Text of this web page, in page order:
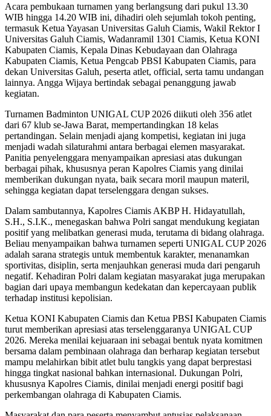
Acara pembukaan turnamen yang berlangsung dari pukul 13.30
WIB hingga 14.20 WIB ini, dihadiri oleh sejumlah tokoh penting,
termasuk Ketua Yayasan Universitas Galuh Ciamis, Wakil Rektor I
Universitas Galuh Ciamis, Wadanramil 1301 Ciamis, Ketua KONI
Kabupaten Ciamis, Kepala Dinas Kebudayaan dan Olahraga
Kabupaten Ciamis, Ketua Pengcab PBSI Kabupaten Ciamis, para
dekan Universitas Galuh, peserta atlet, official, serta tamu undangan
lainnya. Angga Wijaya bertindak sebagai penanggung jawab
kegiatan.
Turnamen Badminton UNIGAL CUP 2026 diikuti oleh 356 atlet
dari 67 klub se-Jawa Barat, mempertandingkan 18 kelas
pertandingan. Selain menjadi ajang kompetisi, kegiatan ini juga
menjadi wadah silaturahmi antara berbagai elemen masyarakat.
Panitia penyelenggara menyampaikan apresiasi atas dukungan
berbagai pihak, khususnya peran Kapolres Ciamis yang dinilai
memberikan dukungan nyata, baik secara moril maupun materil,
sehingga kegiatan dapat terselenggara dengan sukses.
Dalam sambutannya, Kapolres Ciamis AKBP H. Hidayatullah,
S.H., S.I.K., menegaskan bahwa Polri sangat mendukung kegiatan
positif yang melibatkan generasi muda, terutama di bidang olahraga.
Beliau menyampaikan bahwa turnamen seperti UNIGAL CUP 2026
adalah sarana strategis untuk membentuk karakter, menanamkan
sportivitas, disiplin, serta menjauhkan generasi muda dari pengaruh
negatif. Kehadiran Polri dalam kegiatan masyarakat juga merupakan
bagian dari upaya membangun kedekatan dan kepercayaan publik
terhadap institusi kepolisian.
Ketua KONI Kabupaten Ciamis dan Ketua PBSI Kabupaten Ciamis
turut memberikan apresiasi atas terselenggaranya UNIGAL CUP
2026. Mereka menilai kejuaraan ini sebagai bentuk nyata komitmen
bersama dalam pembinaan olahraga dan berharap kegiatan tersebut
mampu melahirkan bibit atlet bulu tangkis yang dapat berprestasi
hingga tingkat nasional bahkan internasional. Dukungan Polri,
khususnya Kapolres Ciamis, dinilai menjadi energi positif bagi
perkembangan olahraga di Kabupaten Ciamis.